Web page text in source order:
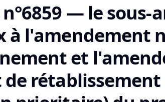
— le sous-
à l'amendement
et